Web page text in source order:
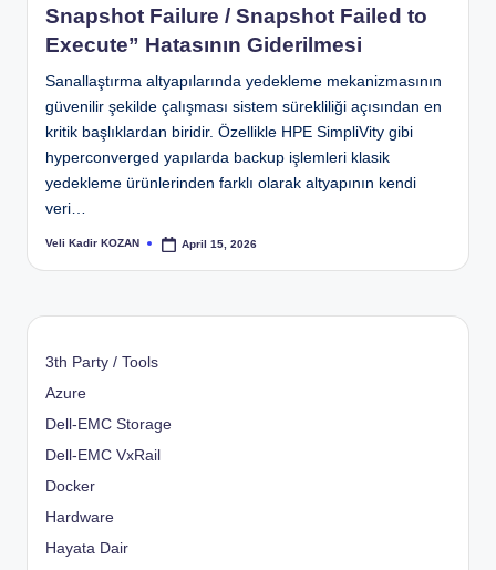
Snapshot Failure / Snapshot Failed to
Execute” Hatasının Giderilmesi
Sanallaştırma altyapılarında yedekleme mekanizmasının
güvenilir şekilde çalışması sistem sürekliliği açısından en
kritik başlıklardan biridir. Özellikle HPE SimpliVity gibi
hyperconverged yapılarda backup işlemleri klasik
yedekleme ürünlerinden farklı olarak altyapının kendi
veri…
Posted
Veli Kadir KOZAN April 15, 2026
3th Party / Tools
Azure
Dell-EMC Storage
Dell-EMC VxRail
Docker
Hardware
Hayata Dair